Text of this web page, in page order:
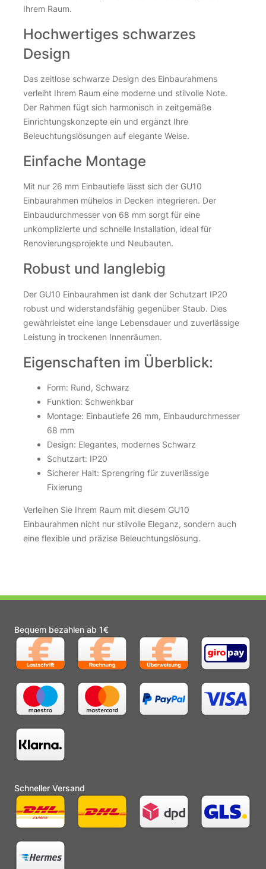
Ihrem Raum.
Hochwertiges schwarzes
Design
Das zeitlose schwarze Design des Einbaurahmens
verleiht Ihrem Raum eine moderne und stilvolle Note.
Der Rahmen fügt sich harmonisch in zeitgemäße
Einrichtungskonzepte ein und ergänzt Ihre
Beleuchtungslösungen auf elegante Weise.
Einfache Montage
Mit nur 26 mm Einbautiefe lässt sich der GU10
Einbaurahmen mühelos in Decken integrieren. Der
Einbaudurchmesser von 68 mm sorgt für eine
unkomplizierte und schnelle Installation, ideal für
Renovierungsprojekte und Neubauten.
Robust und langlebig
Der GU10 Einbaurahmen ist dank der Schutzart IP20
robust und widerstandsfähig gegenüber Staub. Dies
gewährleistet eine lange Lebensdauer und zuverlässige
Leistung in trockenen Innenräumen.
Eigenschaften im Überblick:
Form: Rund, Schwarz
Funktion: Schwenkbar
Montage: Einbautiefe 26 mm, Einbaudurchmesser
68 mm
Design: Elegantes, modernes Schwarz
Schutzart: IP20
Sicherer Halt: Sprengring für zuverlässige
Fixierung
Verleihen Sie Ihrem Raum mit diesem GU10
Einbaurahmen nicht nur stilvolle Eleganz, sondern auch
eine flexible und präzise Beleuchtungslösung.
Bequem bezahlen ab 1€
Schneller Versand